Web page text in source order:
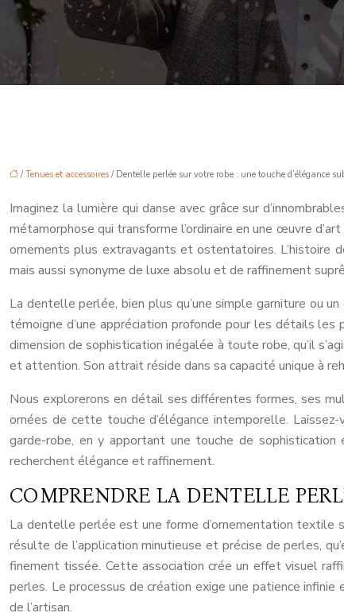
/Tenues et accessoires / Dentelle perlée sur votre robe : une touche d’élégance
Imaginez la lumière qui danse avec grâce sur
métamorphose qui transforme l’ordinaire en une œuvre
ornements plus extravagants et ostentatoires. L’histoire
mais aussi synonyme de luxe absolu et de raffinement
La dentelle perlée, bien plus qu’une simple garniture ou
témoigne d’une appréciation profonde pour les détails
dimension de sophistication inégalée à toute robe, qu’il
et attention. Son attrait réside dans sa capacité unique à
Nous explorerons en détail ses différentes formes, ses
ornées de cette touche d’élégance intemporelle.
garde-robe, en y apportant une touche de
recherchent élégance et raffinement.
COMPRENDRE LA DENTELLE
La dentelle perlée est une forme d’ornementation textile
résulte de l’application minutieuse et précise de perles,
finement tissée. Cette association crée un effet visuel
perles. Le processus de création exige une patience
de l’artisan.